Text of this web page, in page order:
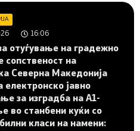
16:06
отуѓување на градежно
сопственост на
Северна Македонија
електронско јавно
за изградба на A1-
во станбени куќи со
класи на намени: